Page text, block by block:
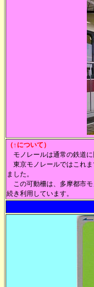
（↑について）
モノレールは通常の鉄道
東京モノレールではこれま
ました。
この可動柵は、多摩都市モ
続き利用しています。